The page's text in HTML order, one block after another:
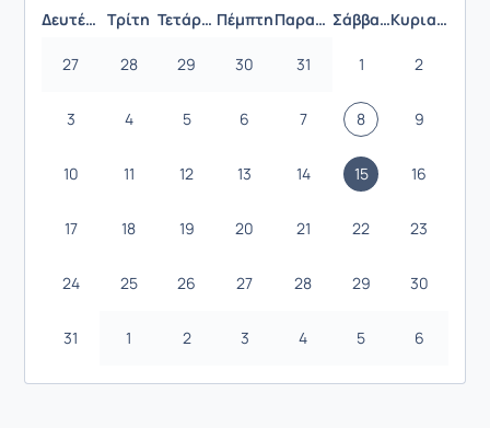
Δευτέρα Τρίτη Τετάρτη Πέμπτη Παρασκευή Σάββατο Κυριακή
27 28 29 30 31 1 2
3 4 5 6 7 8 9
10 11 12 13 14 15 16
17 18 19 20 21 22 23
24 25 26 27 28 29 30
31 1 2 3 4 5 6